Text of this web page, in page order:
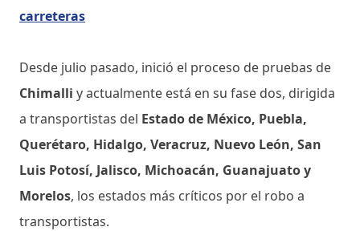
carreteras
Desde julio pasado, inició el proceso de pruebas de
Chimalli y actualmente está en su fase dos, dirigida
a transportistas del Estado de México, Puebla,
Querétaro, Hidalgo, Veracruz, Nuevo León, San
Luis Potosí, Jalisco, Michoacán, Guanajuato y
Morelos, los estados más críticos por el robo a
transportistas.